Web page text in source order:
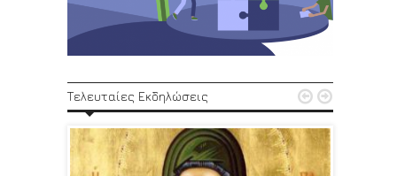
Τελευταίες Εκδηλώσεις  